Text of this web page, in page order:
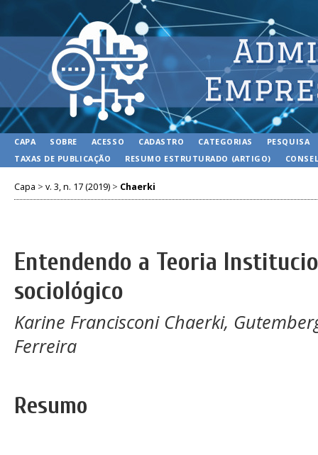
CAPA SOBRE ACESSO CADASTRO CATEGORIAS
PESQUISA
TAXAS DE PUBLICAÇÃO
RESUMO ESTRUTURADO (ARTIGO)
Capa > v. 3, n. 17 (2019) > Chaerki
Entendendo a Teoria
sociológico
Karine Francisconi Chaerki,
Ferreira
Resumo